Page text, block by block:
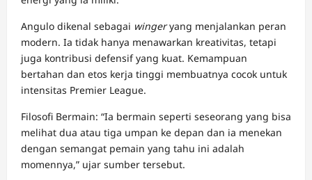
Angulo dikenal sebagai wingeryang menjalankan peran
modern. Ia tidak hanya menawarkan kreativitas, tetapi
juga kontribusi defensif yang kuat. Kemampuan
bertahan dan etos kerja tinggi membuatnya cocok untuk
intensitas Premier League.
Filosofi Bermain: “Ia bermain seperti seseorang yang bisa
melihat dua atau tiga umpan ke depan dan ia menekan
dengan semangat pemain yang tahu ini adalah
momennya,” ujar sumber tersebut.